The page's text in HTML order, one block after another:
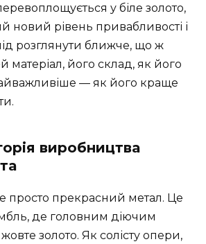
у біле золото,
новий рівень привабливості і
розглянути ближче, що ж
матеріал, його склад, як його
— як його краще
виробництва
просто прекрасний метал. Це
де головним діючим
золото. Як солісту опери,